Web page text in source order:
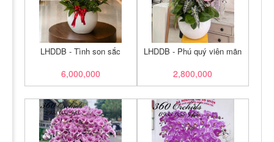
LHDDB - Tình son sắc
6,000,000
LHDDB - Phú quý viên mãn
2,800,000